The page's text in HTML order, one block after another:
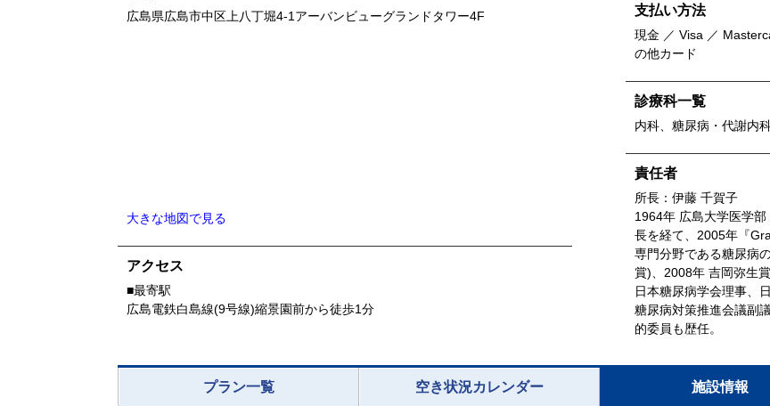
広島県広島市中区上八丁堀4-1 アーバンビューグランドタワー4F
大きな地図で見る
アクセス
■最寄駅
広島電鉄白島線(9号線)縮景園前から徒歩1分
支払い方法
現金 ／ Visa ／
の他カード
診療科一覧
内科、糖尿病・代謝内
責任者
所長：伊藤 千賀子
1964年 広島大学医学
長を経て、2005年『
専門分野である糖尿病
賞)、2008年 吉岡弥生
日本糖尿病学会理事、
糖尿病対策推進会議副
的委員も歴任。
プラン一覧 空き状況カレンダー 施設情報